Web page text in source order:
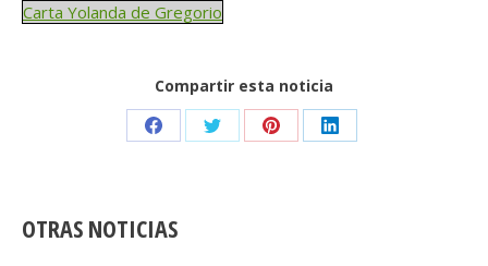
Carta Yolanda de Gregorio
Compartir esta noticia
Share Share Share Share
OTRAS NOTICIAS